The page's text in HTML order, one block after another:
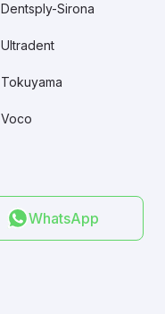
Dentsply-Sirona
Ultradent
Tokuyama
Voco
WhatsApp